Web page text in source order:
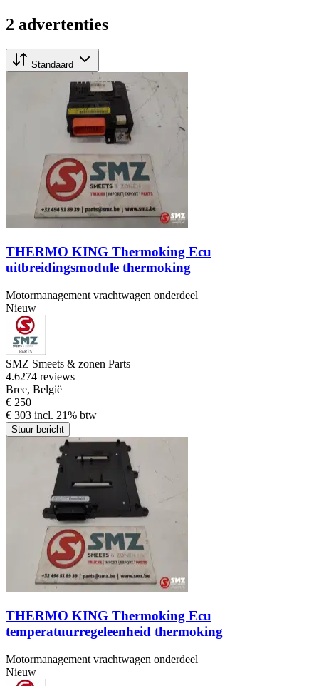
2 advertenties
Standaard
THERMO KING Thermoking Ecu
uitbreidingsmodule thermoking
Motormanagement vrachtwagen onderdeel
Nieuw
SMZ Smeets & zonen Parts
4.6274 reviews
Bree, België
€ 250
€ 303 incl. 21% btw
Stuur bericht
THERMO KING Thermoking Ecu
temperatuurregeleenheid thermoking
Motormanagement vrachtwagen onderdeel
Nieuw